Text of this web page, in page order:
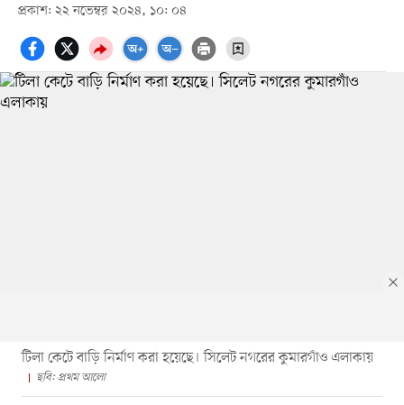
প্রকাশ: ২২ নভেম্বর ২০২৪, ১০: ০৪
টিলা কেটে বাড়ি নির্মাণ করা হয়েছে। সিলেট নগরের কুমারগাঁও এলাকায়
ছবি: প্রথম আলো